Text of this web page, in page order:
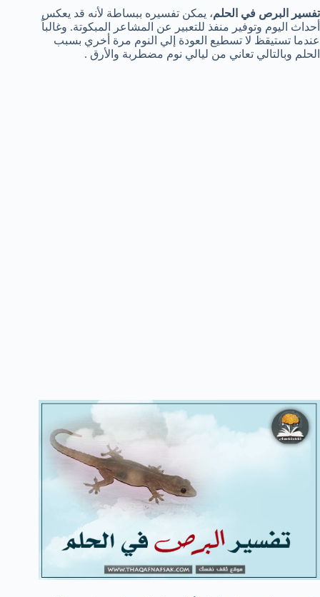
تفسير البرص في الحلم، يمكن تفسيره ببساطة لأنه قد يعكس
أحداث اليوم وتوفير منفذ للتعبير عن المشاعر المبكوتة. وغالباً
عندما تستيقظ لا تسطيع العودة إلي النوم مرة أخري بسبب
الحلم وبالتالي تعاني من ليالي نوم مضطربة والأرق .